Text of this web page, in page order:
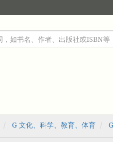
G 文化、科学、教育、体育